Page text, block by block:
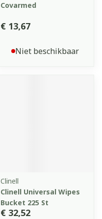
Covarmed
€ 13,67
Niet beschikbaar
Clinell
Clinell Universal Wipes
Bucket 225 St
€ 32,52